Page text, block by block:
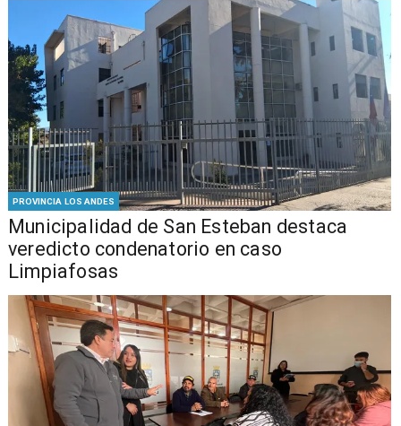
PROVINCIA LOS ANDES
Municipalidad de San Esteban destaca
veredicto condenatorio en caso
Limpiafosas